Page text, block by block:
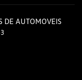
DE AUTOMOVEIS